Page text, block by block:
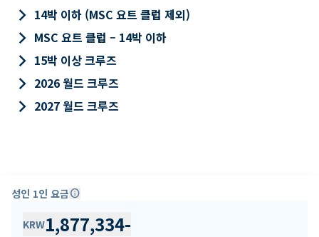
keyboard_arrow_right 14박 이하 (MSC 요트 클럽 제외)
keyboard_arrow_right MSC 요트 클럽 – 14박 이하
keyboard_arrow_right 15박 이상 크루즈
keyboard_arrow_right 2026 월드 크루즈
keyboard_arrow_right 2027 월드 크루즈
성인 1인 요금info
KRW1,877,334-